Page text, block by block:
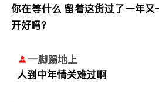
你在等什么 留着这货过了一年又
开好吗？
一脚踢地上
人到中年情关难过啊